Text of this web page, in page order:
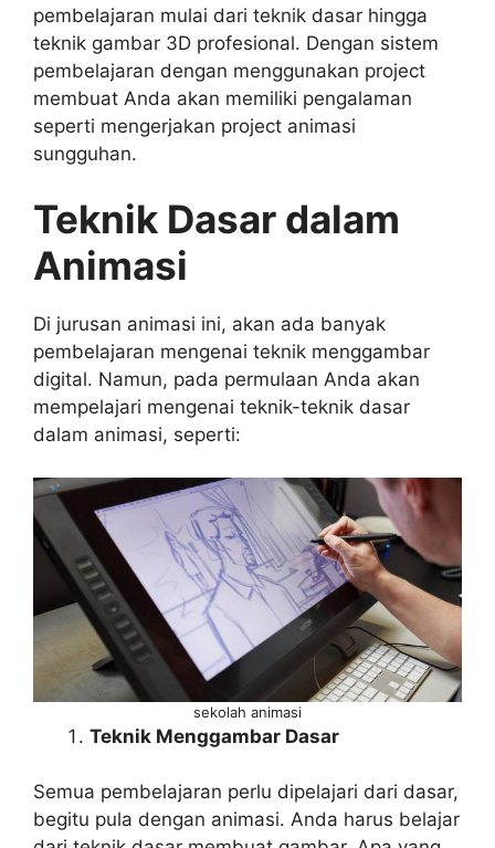
pembelajaran mulai dari teknik dasar hingga
teknik gambar 3D profesional. Dengan sistem
pembelajaran dengan menggunakan project
membuat Anda akan memiliki pengalaman
seperti mengerjakan project animasi
sungguhan.
Teknik Dasar dalam
Animasi
Di jurusan animasi ini, akan ada banyak
pembelajaran mengenai teknik menggambar
digital. Namun, pada permulaan Anda akan
mempelajari mengenai teknik-teknik dasar
dalam animasi, seperti:
sekolah animasi
Teknik Menggambar Dasar
Semua pembelajaran perlu dipelajari dari dasar,
begitu pula dengan animasi. Anda harus belajar